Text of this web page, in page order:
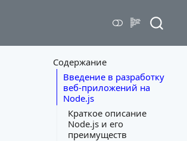
Содержание
Введение в разработку
веб-приложений на
Node.js
Краткое описание
Node.js и его
преимуществ